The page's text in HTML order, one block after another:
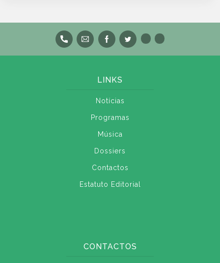
LINKS
Notícias
Programas
Música
Dossiers
Contactos
Estatuto Editorial
CONTACTOS